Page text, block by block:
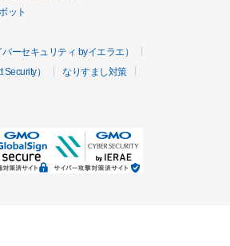
ット
ーセキュリティ byイエラエ）
）
なりすまし対策